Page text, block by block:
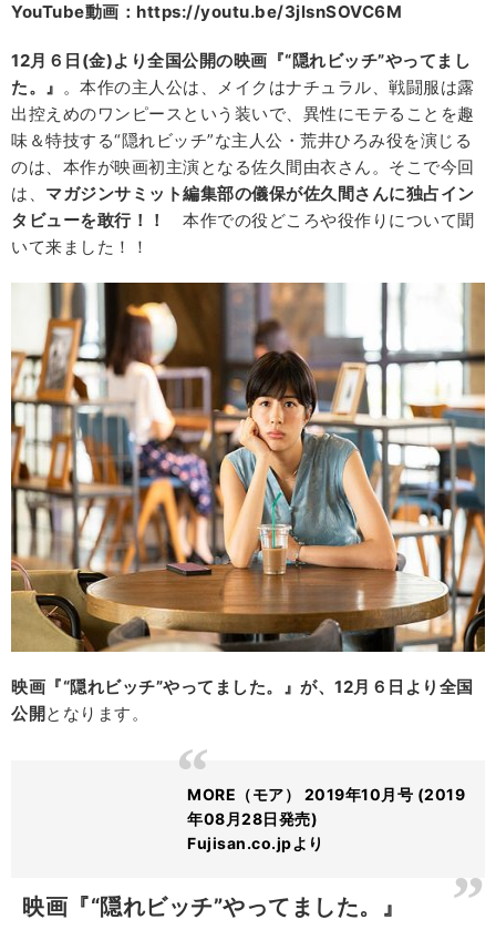
YouTube動画：https://youtu.be/3jlsnSOVC6M
12月６日(金)より全国公開の映画『“隠れビッチ”やってまし
た。』 。本作の主人公は、メイクはナチュラル、戦闘服は露
出控えめのワンピースという装いで、異性にモテることを趣
味＆特技する“隠れビッチ”な主人公・荒井ひろみ役を演じる
のは、本作が映画初主演となる佐久間由衣さん。そこで今回
は、 マガジンサミット編集部の儀保が佐久間さんに独占イン
タビューを敢行！！
本作での役どころや役作りについて聞
いて来ました！！
映画『“隠れビッチ”やってました。』が、12月６日より全国
公開 となります。
MORE（モア） 2019年10月号 (2019
年08月28日発売)
Fujisan.co.jpより
映画『“隠れビッチ”やってました。』